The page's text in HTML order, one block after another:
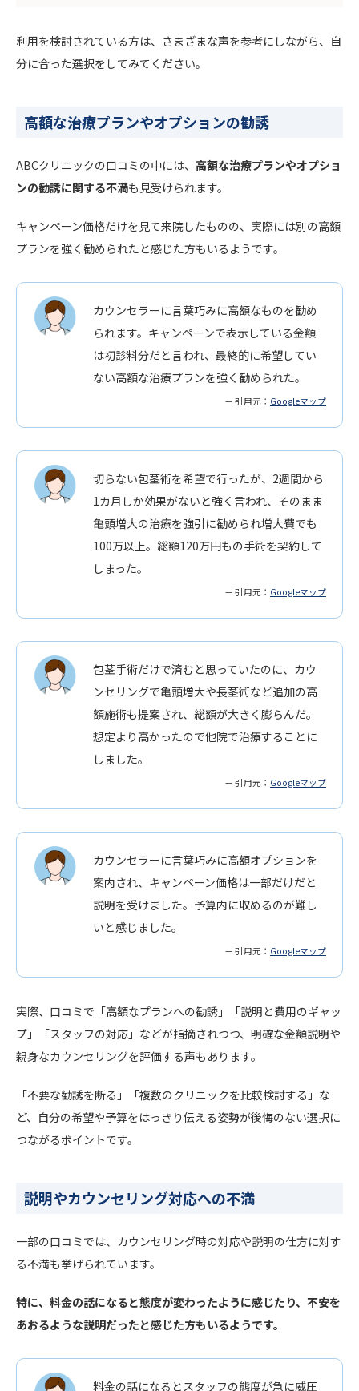
利用を検討されている方は、さまざまな声を参考にしながら、自
分に合った選択をしてみてください。
高額な治療プランやオプションの勧誘
ABCクリニックの口コミの中には、 高額な治療プランやオプショ
ンの勧誘に関する不満も見受けられます。
キャンペーン価格だけを見て来院したものの、実際には別の高額
プランを強く勧められたと感じた方もいるようです。
カウンセラーに言葉巧みに高額なものを勧め
られます。キャンペーンで表示している金額
は初診料分だと言われ、最終的に希望してい
ない高額な治療プランを強く勧められた。
— 引用元： Googleマップ
切らない包茎術を希望で行ったが、2週間から
1カ月しか効果がないと強く言われ、そのまま
亀頭増大の治療を強引に勧められ増大費でも
100万以上。総額120万円もの手術を契約して
しまった。
— 引用元： Googleマップ
包茎手術だけで済むと思っていたのに、カウ
ンセリングで亀頭増大や長茎術など追加の高
額施術も提案され、総額が大きく膨らんだ。
想定より高かったので他院で治療することに
しました。
— 引用元： Googleマップ
カウンセラーに言葉巧みに高額オプションを
案内され、キャンペーン価格は一部だけだと
説明を受けました。予算内に収めるのが難し
いと感じました。
— 引用元： Googleマップ
実際、口コミで「高額なプランへの勧誘」「説明と費用のギャッ
プ」「スタッフの対応」などが指摘されつつ、明確な金額説明や
親身なカウンセリングを評価する声もあります。
「不要な勧誘を断る」「複数のクリニックを比較検討する」な
ど、自分の希望や予算をはっきり伝える姿勢が後悔のない選択に
つながるポイントです。
説明やカウンセリング対応への不満
一部の口コミでは、カウンセリング時の対応や説明の仕方に対す
る不満も挙げられています。
特に、料金の話になると態度が変わったように感じたり、不安を
あおるような説明だったと感じた方もいるようです。
料金の話になるとスタッフの態度が急に威圧